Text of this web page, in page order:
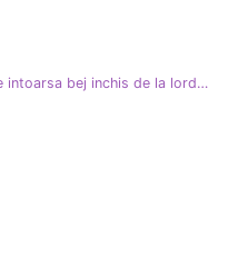
W. Potocki Mocasini de dama din piele intoarsa bej inchis de la lords Potocki maro